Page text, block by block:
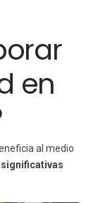
en
al medio